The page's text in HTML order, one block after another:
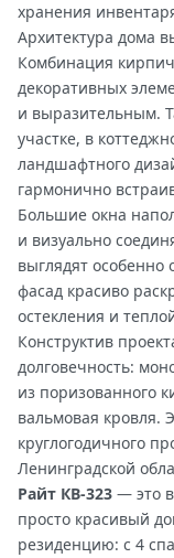
хранения
Архитектура дома
Комбинация
декоративных
и выразительным.
участке, в
ландшафтного
гармонично
Большие окна
и визуально
выглядят
фасад красиво
остекления и
Конструктив
долговечность:
из поризованного
вальмовая кровля.
круглогодичного
Ленинградской
Райт КВ-323 — это
просто красивый
резиденцию: с 4